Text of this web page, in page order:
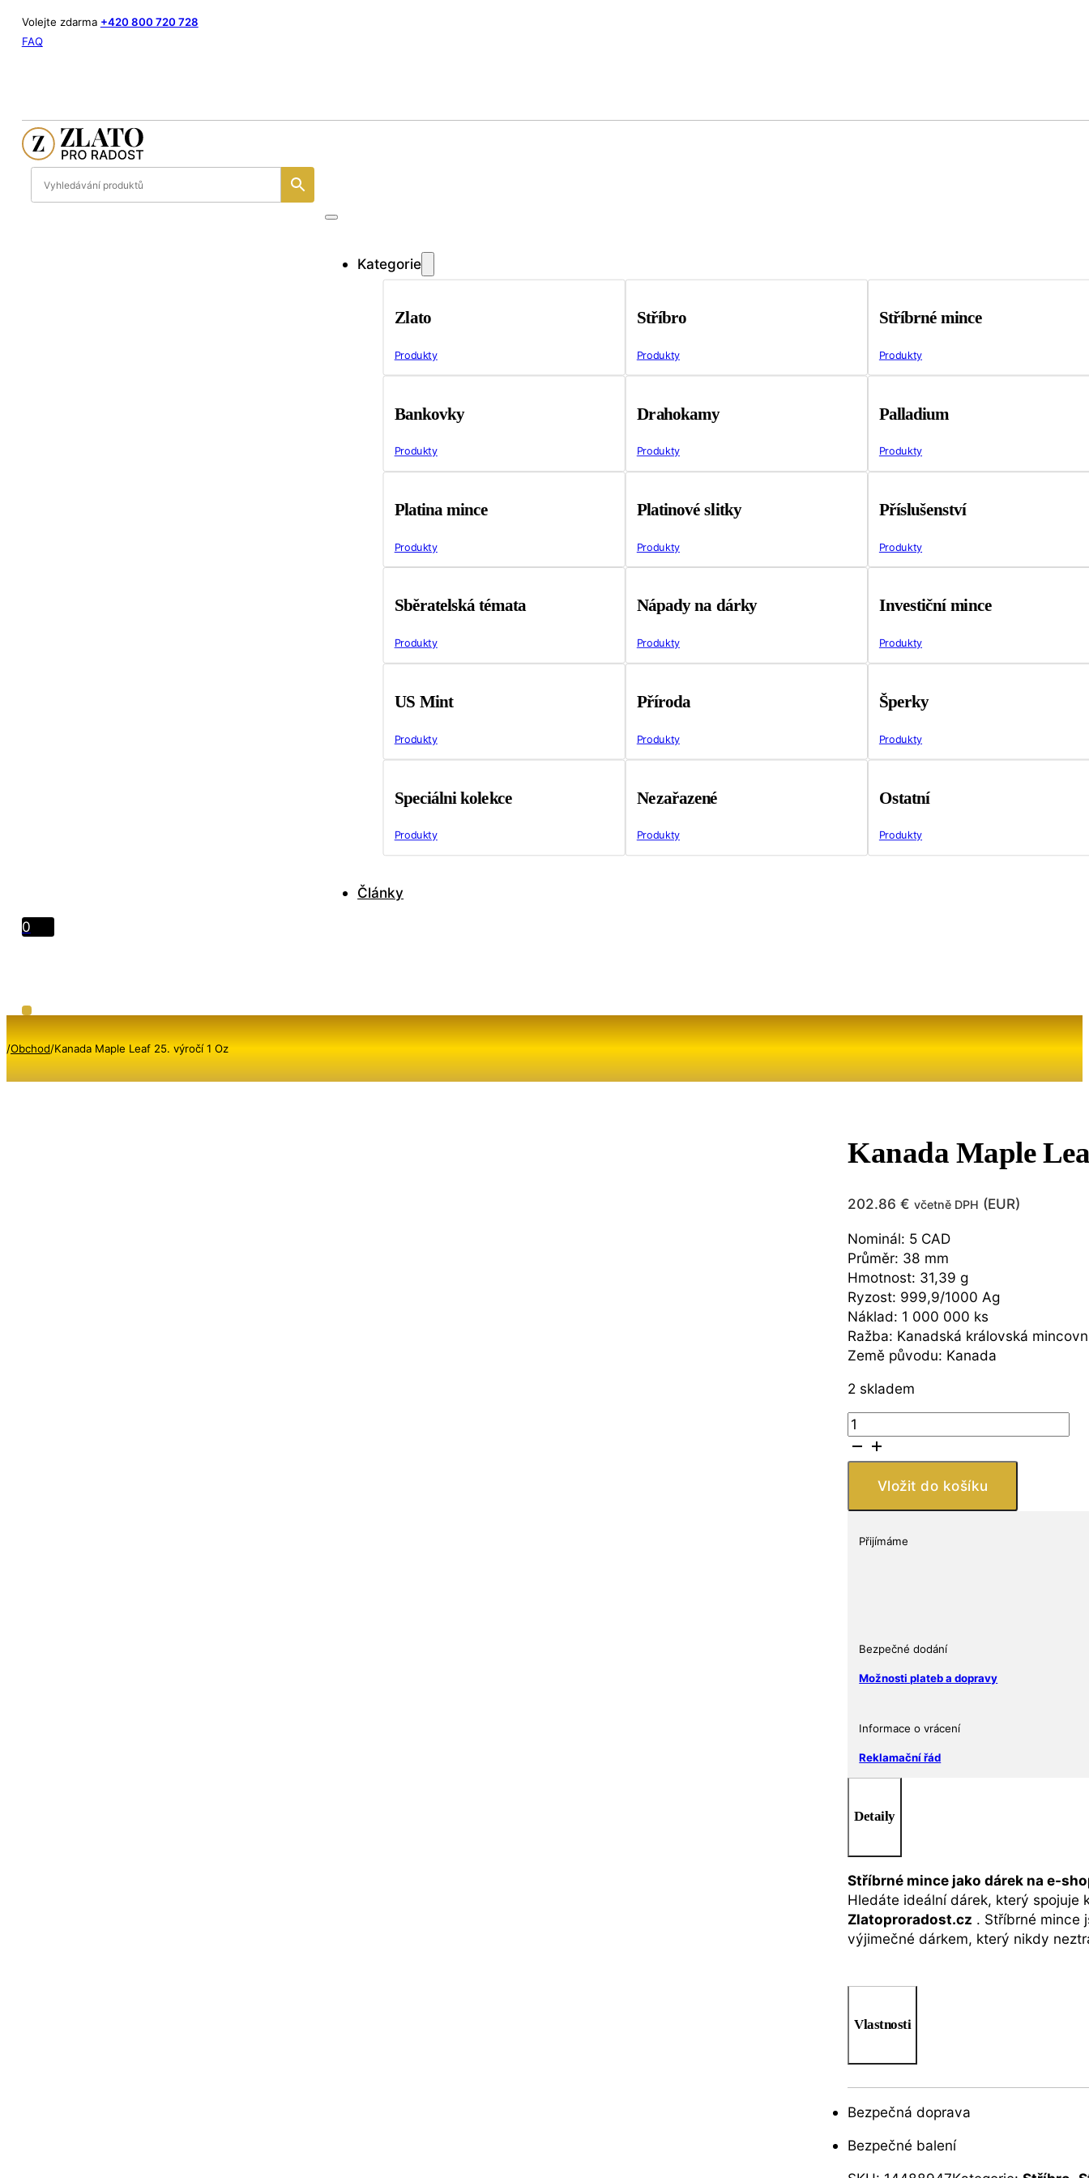
Volejte zdarma +420 800 720 728
FAQ
Kategorie
Zlato
Produkty
Stříbro
Produkty
Stříbrné mince
Produkty
Bankovky
Produkty
Drahokamy
Produkty
Palladium
Produkty
Platina mince
Produkty
Platinové slitky
Produkty
Příslušenství
Produkty
Sběratelská témata
Produkty
Nápady na dárky
Produkty
Investiční mince
Produkty
US Mint
Produkty
Příroda
Produkty
Šperky
Produkty
Speciálni kolekce
Produkty
Nezařazené
Produkty
Ostatní
Produkty
Články
0
/Obchod/Kanada Maple Leaf 25. výročí 1 Oz
Kanada Maple
202.86€ včetně DPH (EUR)
Nominál: 5 CAD
Průměr: 38 mm
Hmotnost: 31,39 g
Ryzost: 999,9/1000 Ag
Náklad: 1 000 000 ks
Ražba: Kanadská královská
Země původu: Kanada
2 skladem
Kanada
Maple
Leaf
Oz
Vložit do košíku
Přijímáme
Bezpečné dodání
Možnosti plateb a dopravy
Informace o vrácení
Reklamační řád
Detaily
Stříbrné mince jako dárek na e-
Hledáte ideální dárek, který
Zlatoproradost.cz . Stříbrné mince
výjimečné dárkem, který nikdy
Vlastnosti
Bezpečná doprava
Bezpečné balení